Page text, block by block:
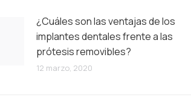
¿Cuáles son las ventajas de los
implantes dentales frente a las
prótesis removibles?
12 marzo, 2020